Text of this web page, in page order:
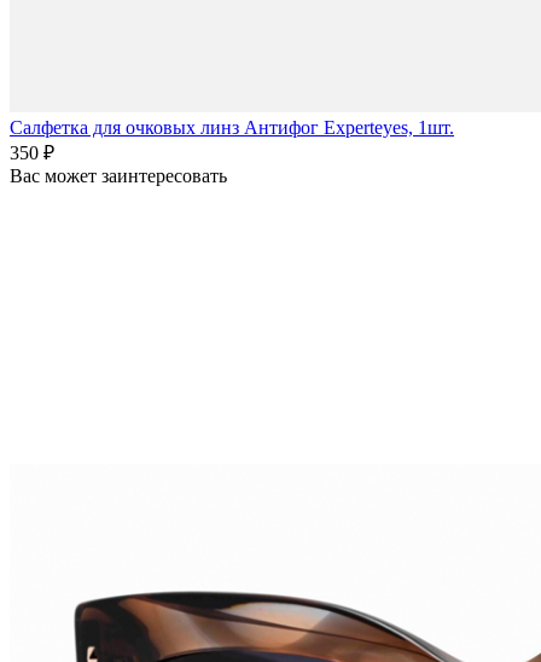
Салфетка для очковых линз Антифог Experteyes, 1шт.
350 ₽
Вас может заинтересовать